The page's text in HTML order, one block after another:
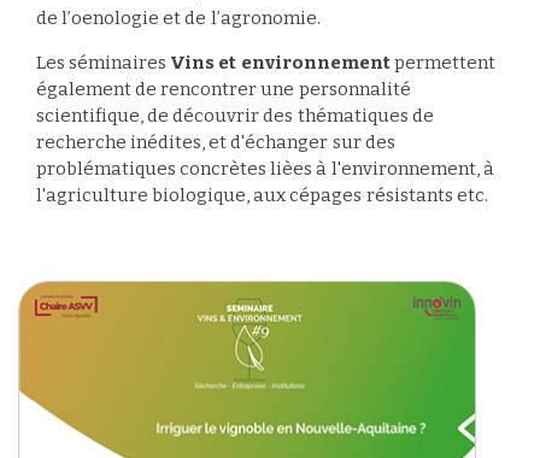
de l’oenologie et de l’agronomie.
Les séminaires Vins et environnementpermettent
également de rencontrer une personnalité
scientifique, de découvrir des thématiques de
recherche inédites, et d'échanger sur des
problématiques concrètes lièes à l'environnement, à
l'agriculture biologique, aux cépages résistants etc.